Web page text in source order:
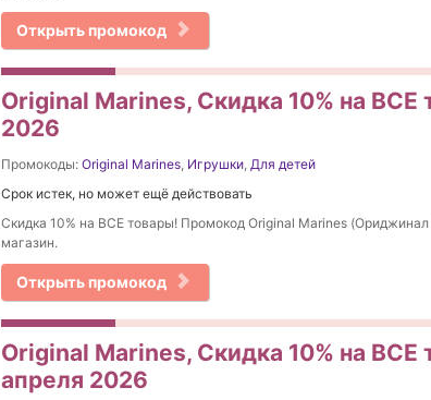
Открыть промокод
Original Marines, Скидка 10% на
2026
Промокоды: Original Marines, Игрушки, Для детей
Срок истек, но может ещё действовать
Скидка 10% на ВСЕ товары! Промокод Original Marines
магазин.
Открыть промокод
Original Marines, Скидка 10% на
апреля 2026